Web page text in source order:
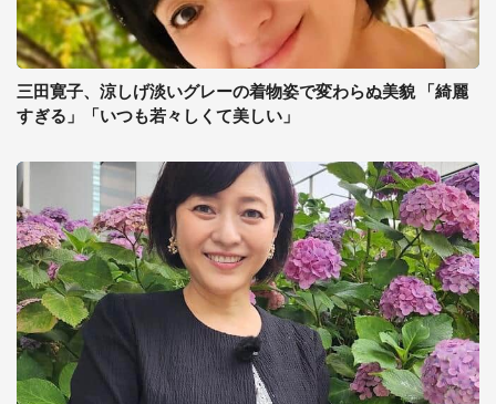
三田寛子、涼しげ淡いグレーの着物姿で変わらぬ美貌 「綺麗
すぎる」「いつも若々しくて美しい」